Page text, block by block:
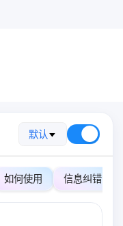
默认
如何使用 信息纠错